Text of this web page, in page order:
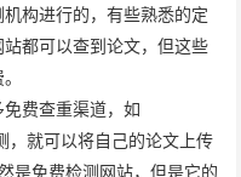
构进行的，有些熟悉的定
都可以查到论文，但这些
费查重渠道，如
，就可以将自己的论文上传
是免费检测网站，但是它的